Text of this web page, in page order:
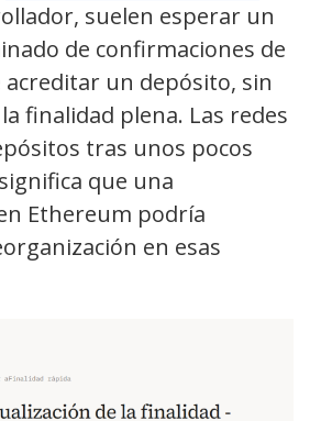
suelen esperar un
de confirmaciones de
un depósito, sin
finalidad plena. Las redes
tras unos pocos
que una
Ethereum podría
en esas